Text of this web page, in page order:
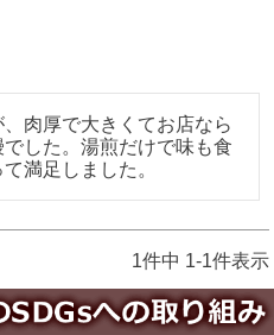
肉厚で大きくてお店なら
した。湯煎だけで味も食
満足しました。
1件中 1-1件表示